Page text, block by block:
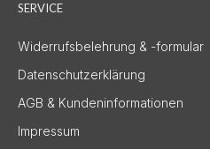
SERVICE
Widerrufsbelehrung & -formular
Datenschutzerklärung
AGB & Kundeninformationen
Impressum